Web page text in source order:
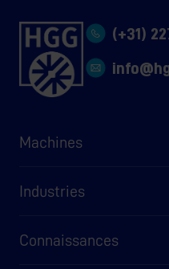
(+31)
Machines
Industries
Connaissances